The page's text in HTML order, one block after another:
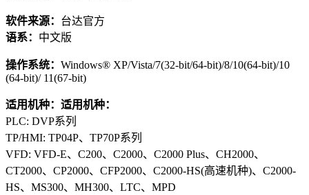
软件来源： 台达官方
语系： 中文版
操作系统： Windows® XP/Vista/7(32-bit/64-bit)/8/10(64-bit)/10
(64-bit)/ 11(67-bit)
适用机种：适用机种：
PLC: DVP系列
TP/HMI: TP04P、TP70P系列
VFD: VFD-E、C200、C2000、C2000 Plus、CH2000、
CT2000、CP2000、CFP2000、C2000-HS(高速机种)、C2000-
HS、MS300、MH300、LTC、MPD